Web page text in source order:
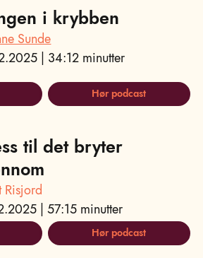
i krybben
Sunde
| 34:12 minutter
Hør podcast
til det bryter
Risjord
| 57:15 minutter
Hør podcast